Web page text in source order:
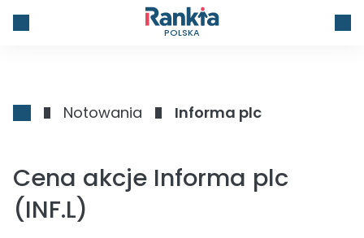
POLSKA
Notowania Informa plc
Cena akcje Informa plc
(INF.L)